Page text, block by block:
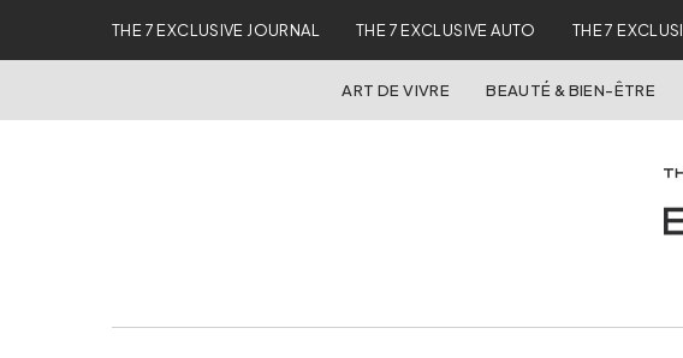
THE 7 EXCLUSIVE JOURNAL THE 7 EXCLUSIVE AUTO THE 7
ART DE VIVRE BEAUTÉ & BIEN-ÊTRE